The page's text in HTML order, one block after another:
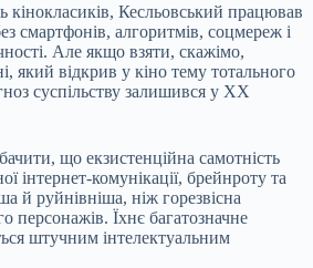
кінокласиків, Кесльовський працював
смартфонів, алгоритмів, соцмереж і
Але якщо взяти, скажімо,
який відкрив у кіно тему тотального
суспільству залишився у XX
що екзистенційна самотність
інтернет-комунікації, брейнроту та
й руйнівніша, ніж горезвісна
персонажів. Їхнє багатозначне
штучним інтелектуальним